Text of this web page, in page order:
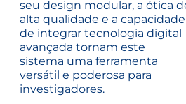
seu design modular, a ótica
alta qualidade e a capacidade
de integrar tecnologia digital
avançada tornam este
sistema uma ferramenta
versátil e poderosa para
investigadores.